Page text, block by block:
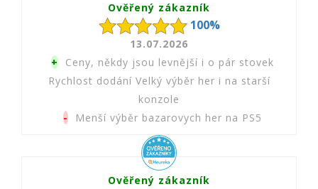
Ověřený zákazník
100%
13.07.2026
+ Ceny, někdy jsou levnější i o pár stovek
Rychlost dodání Velký výběr her i na starší
konzole
- Menší výběr bazarovych her na PS5
Ověřený zákazník